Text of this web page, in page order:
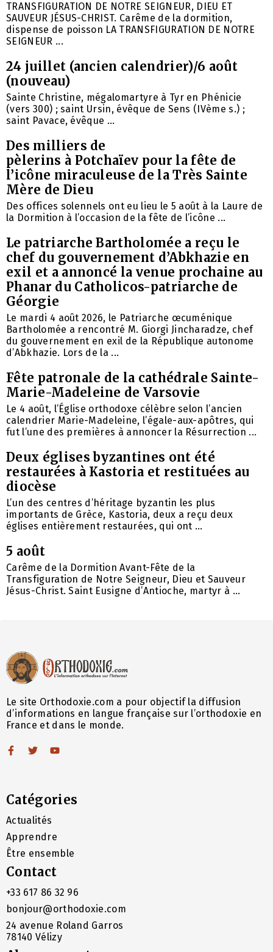
TRANSFIGURATION DE NOTRE SEIGNEUR, DIEU ET
SAUVEUR JÉSUS-CHRIST. Carême de la dormition,
dispense de poisson LA TRANSFIGURATION DE NOTRE
SEIGNEUR ...
24 juillet (ancien calendrier)/6 août
(nouveau)
Sainte Christine, mégalomartyre à Tyr en Phénicie
(vers 300) ; saint Ursin, évêque de Sens (IVème s.) ;
saint Pavace, évêque ...
Des milliers de
pèlerins à Potchaïev pour la fête de
l’icône miraculeuse de la Très Sainte
Mère de Dieu
Des offices solennels ont eu lieu le 5 août à la Laure de
la Dormition à l’occasion de la fête de l’icône ...
Le patriarche Bartholomée a reçu le
chef du gouvernement d’Abkhazie en
exil et a annoncé la venue prochaine au
Phanar du Catholicos-patriarche de
Géorgie
Le mardi 4 août 2026, le Patriarche œcuménique
Bartholomée a rencontré M. Giorgi Jincharadze, chef
du gouvernement en exil de la République autonome
d’Abkhazie. Lors de la ...
Fête patronale de la cathédrale Sainte-
Marie-Madeleine de Varsovie
Le 4 août, l’Église orthodoxe célèbre selon l’ancien
calendrier Marie-Madeleine, l’égale-aux-apôtres, qui
fut l’une des premières à annoncer la Résurrection ...
Deux églises byzantines ont été
restaurées à Kastoria et restituées au
diocèse
L’un des centres d’héritage byzantin les plus
importants de Grèce, Kastoria, deux a reçu deux
églises entièrement restaurées, qui ont ...
5 août
Carême de la Dormition Avant-Fête de la
Transfiguration de Notre Seigneur, Dieu et Sauveur
Jésus-Christ. Saint Eusigne d’Antioche, martyr à ...
Le site Orthodoxie.com a pour objectif la diffusion
d’informations en langue française sur l’orthodoxie en
France et dans le monde.
Catégories
Actualités
Apprendre
Être ensemble
Contact
+33 617 86 32 96
bonjour@orthodoxie.com
24 avenue Roland Garros
78140 Vélizy